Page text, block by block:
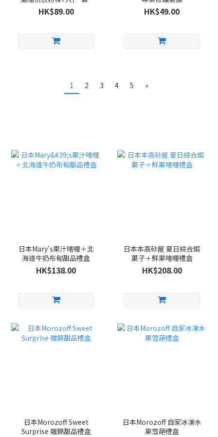
包)
HK$89.00 HK$49.00
1 2 3 4 5 »
日本Mary's果汁啫喱＋北
海道牛奶布甸甜品禮盒
HK$138.00
日本本高砂屋 夏日綜合焗
菓子＋鮮果啫喱禮盒
HK$208.00
日本Morozoff Sweet
Surprise 雜錦甜品禮盒
日本Morozoff 自家冰凍水
果雪葩禮盒